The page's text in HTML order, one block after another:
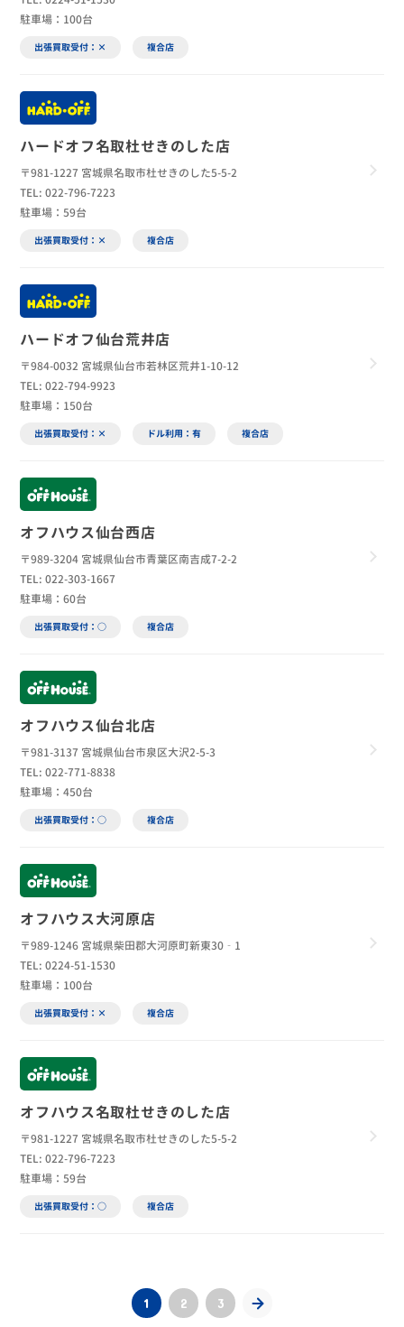
駐車場：100台
出張買取受付：× 複合店
ハードオフ名取杜せきのした店
〒981-1227 宮城県名取市杜せきのした5-5-2
TEL: 022-796-7223
駐車場：59台
出張買取受付：× 複合店
ハードオフ仙台荒井店
〒984-0032 宮城県仙台市若林区荒井1-10-12
TEL: 022-794-9923
駐車場：150台
出張買取受付：× ドル利用：有 複合店
オフハウス仙台西店
〒989-3204 宮城県仙台市青葉区南吉成7-2-2
TEL: 022-303-1667
駐車場：60台
出張買取受付：○ 複合店
オフハウス仙台北店
〒981-3137 宮城県仙台市泉区大沢2-5-3
TEL: 022-771-8838
駐車場：450台
出張買取受付：○ 複合店
オフハウス大河原店
〒989-1246 宮城県柴田郡大河原町新東30‐1
TEL: 0224-51-1530
駐車場：100台
出張買取受付：× 複合店
オフハウス名取杜せきのした店
〒981-1227 宮城県名取市杜せきのした5-5-2
TEL: 022-796-7223
駐車場：59台
出張買取受付：○ 複合店
1 2 3